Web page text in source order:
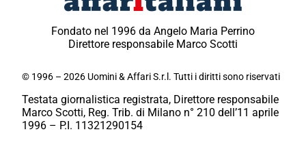
Fondato nel 1996 da Angelo Maria Perrino
Direttore responsabile Marco Scotti
© 1996 – 2026 Uomini & Affari S.r.l. Tutti i diritti sono riservati
Testata giornalistica registrata, Direttore responsabile
Marco Scotti, Reg. Trib. di Milano n° 210 dell’11 aprile
1996 – P.I. 11321290154